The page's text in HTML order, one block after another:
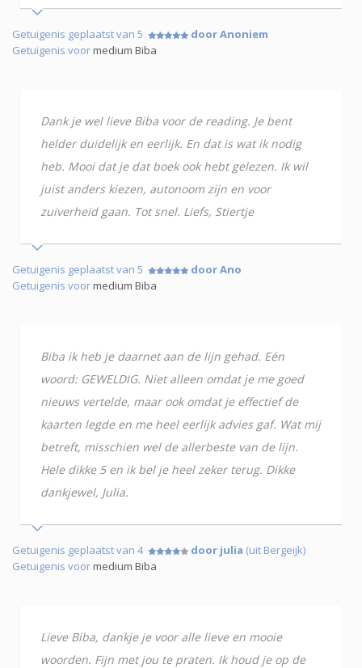
Getuigenis geplaatst van 5
door Anoniem
Getuigenis voormedium Biba
Dank je wel lieve Biba voor de reading. Je bent
helder duidelijk en eerlijk. En dat is wat ik nodig
heb. Mooi dat je dat boek ook hebt gelezen. Ik wil
juist anders kiezen, autonoom zijn en voor
zuiverheid gaan. Tot snel. Liefs, Stiertje
Getuigenis geplaatst van 5
door Ano
Getuigenis voormedium Biba
Biba ik heb je daarnet aan de lijn gehad. Eén
woord: GEWELDIG. Niet alleen omdat je me goed
nieuws vertelde, maar ook omdat je effectief de
kaarten legde en me heel eerlijk advies gaf. Wat mij
betreft, misschien wel de allerbeste van de lijn.
Hele dikke 5 en ik bel je heel zeker terug. Dikke
dankjewel, Julia.
Getuigenis geplaatst van 4 door julia (uit Bergeijk)
Getuigenis voormedium Biba
Lieve Biba, dankje je voor alle lieve en mooie
woorden. Fijn met jou te praten. Ik houd je op de